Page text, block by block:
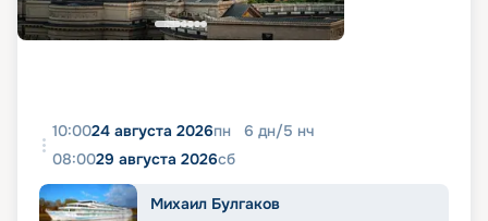
10:0024 августа 2026пн 6 дн/5 нч
08:0029 августа 2026сб
Михаил Булгаков